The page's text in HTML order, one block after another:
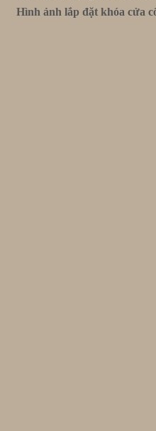
Hình ảnh lắp đặt khóa cửa